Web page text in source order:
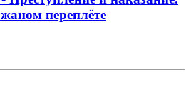
переплёте